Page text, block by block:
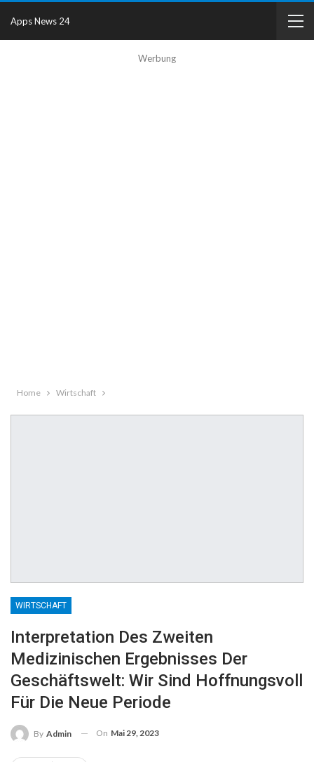
Werbung
Apps News 24
Home Wirtschaft
WIRTSCHAFT
Interpretation Des Zweiten
Medizinischen Ergebnisses Der
Geschäftswelt: Wir Sind Hoffnungsvoll
Für Die Neue Periode
By Admin On Mai 29, 2023